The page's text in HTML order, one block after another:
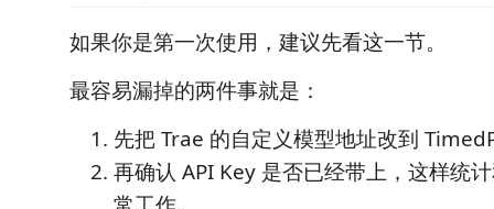
如果你是第一次使用，建议先看这一节。
最容易漏掉的两件事就是：
先把 Trae 的自定义模型地址改到
再确认 API Key 是否已经带上，这样统